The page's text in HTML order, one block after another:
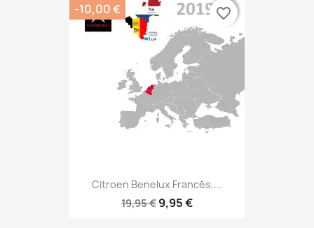
Citroen Benelux Francês,...
19,95 € 9,95 €
-10,00 € favorite_border
favorite_border